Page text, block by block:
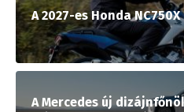
A 2027-es Honda
A Mercedes új